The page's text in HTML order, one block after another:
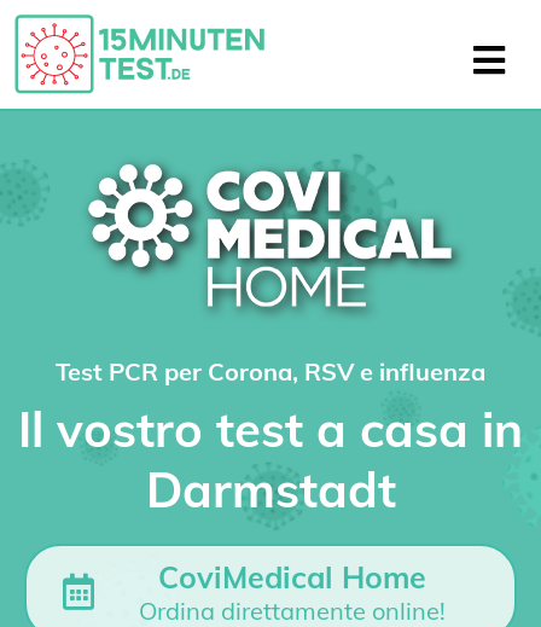
Test PCR per Corona, RSV e influenza
Il vostro test a casa in
Darmstadt
CoviMedical Home
Ordina direttamente online!